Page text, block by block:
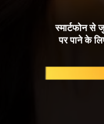
स्मार्टफोन से
पर पाने के